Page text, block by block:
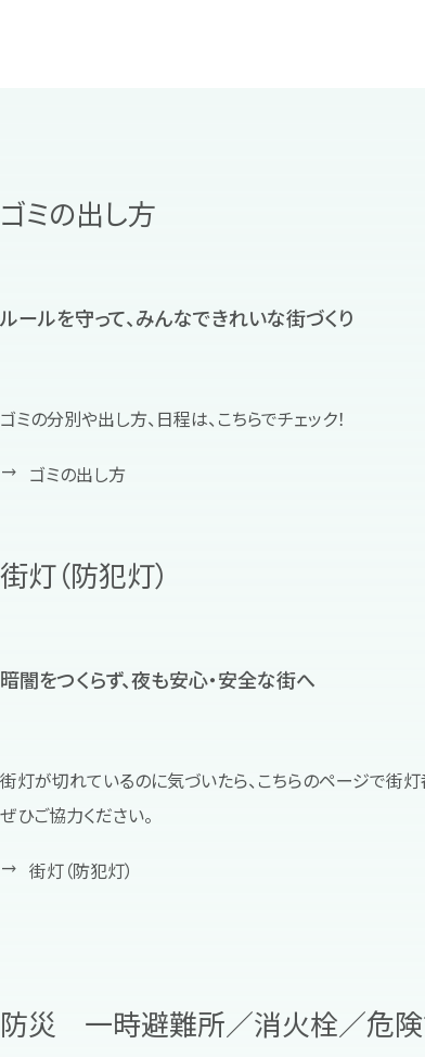
ゴミの出し方
ルールを守って、みんなできれいな街づくり
ゴミの分別や出し方、日程は、こちらでチェック！
ゴミの出し方
街灯（防犯灯）
暗闇をつくらず、夜も安心・安全な街へ
街灯が切れているのに気づいたら、こちらのページで街
ぜひご協力ください。
街灯（防犯灯）
防災 一時避難所／消火栓／危